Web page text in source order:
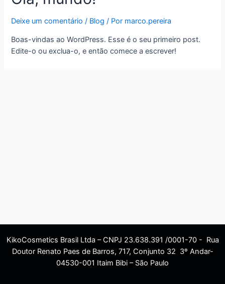
Deixe um comentário / Blog / Por marco.pereira
Boas-vindas ao WordPress. Esse é o seu primeiro post.
Edite-o ou exclua-o, e então comece a escrever!
KikoCosmetics Brasil Ltda – CNPJ 23.638.391 /0001-70 - Rua
Doutor Renato Paes de Barros, 717, Conjunto 32 3º Andar-
04530-001 Itaim Bibi – São Paulo